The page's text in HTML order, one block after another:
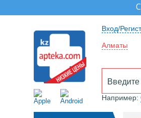
Вход/
Алматы
Например: